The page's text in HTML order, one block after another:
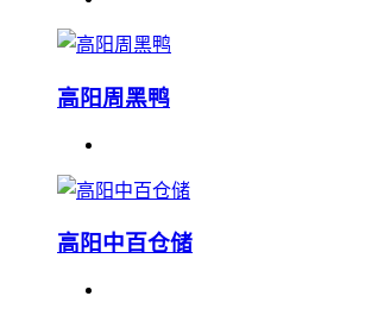
高阳周黑鸭
高阳中百仓储